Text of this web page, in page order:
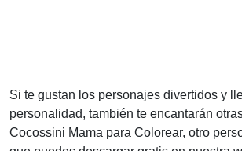
Si te gustan los personajes divertidos y
personalidad, también te encantarán
Cocossini Mama para Colorear, otro